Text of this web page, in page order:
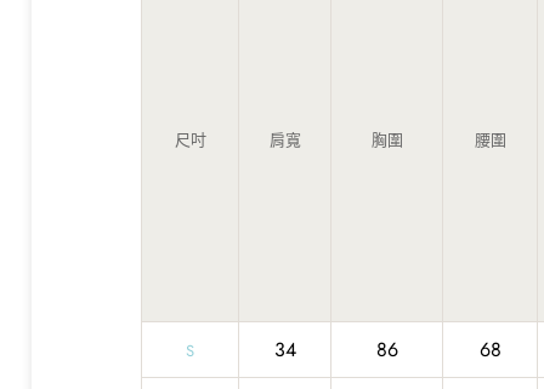
尺吋 肩寬 胸圍 腰圍
S 34 86 68